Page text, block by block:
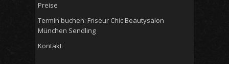
Preise
Termin buchen: Friseur Chic Beautysalon
München Sendling
Kontakt